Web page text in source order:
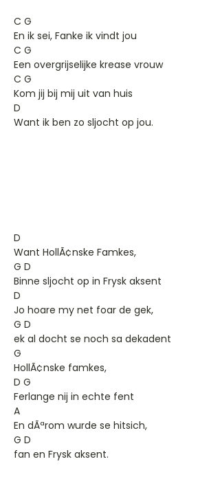
C G
En ik sei, Fanke ik vindt jou
C G
Een overgrijselijke krease vrouw
C G
Kom jij bij mij uit van huis
D
Want ik ben zo sljocht op jou.
D
Want HollÃ¢nske Famkes,
G D
Binne sljocht op in Frysk aksent
D
Jo hoare my net foar de gek,
G D
ek al docht se noch sa dekadent
G
HollÃ¢nske famkes,
D G
Ferlange nij in echte fent
A
En dÃªrom wurde se hitsich,
G D
fan en Frysk aksent.